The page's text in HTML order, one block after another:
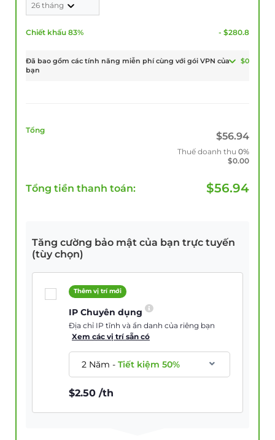
26 tháng
Chiết khấu 83% - $280.8
Đã bao gồm các tính năng miễn phí cùng với gói VPN của
bạn
$0
Tổng
$56.94
Thuế doanh thu 0%
$0.00
Tổng tiền thanh toán: $56.94
Tăng cường bảo mật của bạn trực tuyến
(tùy chọn)
Thêm vị trí mới
IP Chuyên dụng
Địa chỉ IP tĩnh và ẩn danh của riêng bạn
Xem các vị trí sẵn có
2 Năm-Tiết kiệm50%
$2.50 /th